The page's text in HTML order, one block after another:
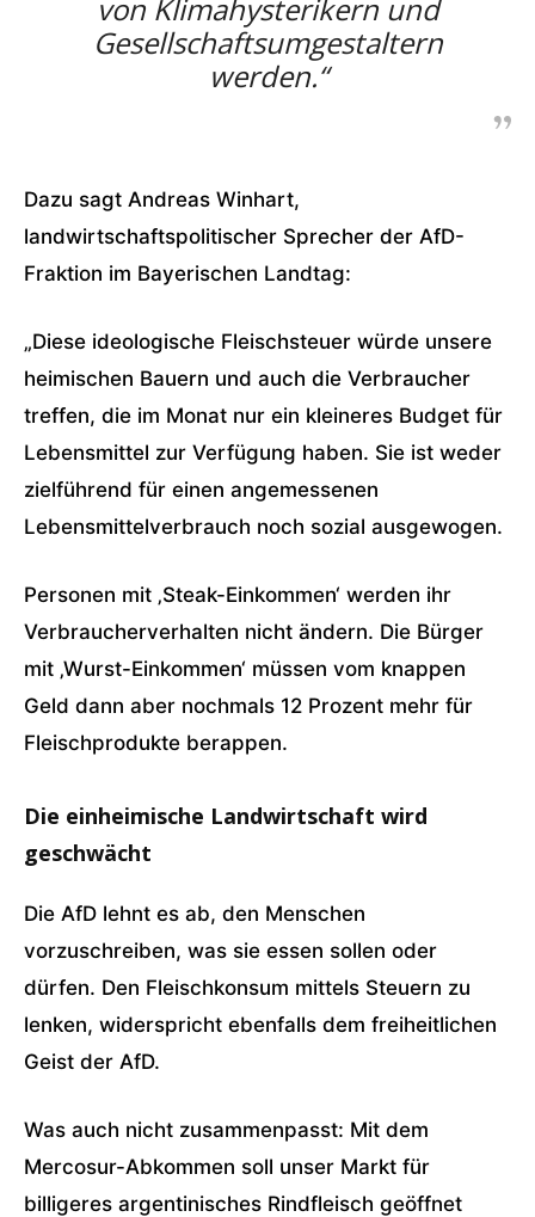
von Klimahysterikern und
Gesellschaftsumgestaltern
werden.“
Dazu sagt Andreas Winhart,
landwirtschaftspolitischer Sprecher der AfD-
Fraktion im Bayerischen Landtag:
„Diese ideologische Fleischsteuer würde unsere
heimischen Bauern und auch die Verbraucher
treffen, die im Monat nur ein kleineres Budget für
Lebensmittel zur Verfügung haben. Sie ist weder
zielführend für einen angemessenen
Lebensmittelverbrauch noch sozial ausgewogen.
Personen mit ‚Steak-Einkommen‘ werden ihr
Verbraucherverhalten nicht ändern. Die Bürger
mit ‚Wurst-Einkommen‘ müssen vom knappen
Geld dann aber nochmals 12 Prozent mehr für
Fleischprodukte berappen.
Die einheimische Landwirtschaft wird
geschwächt
Die AfD lehnt es ab, den Menschen
vorzuschreiben, was sie essen sollen oder
dürfen. Den Fleischkonsum mittels Steuern zu
lenken, widerspricht ebenfalls dem freiheitlichen
Geist der AfD.
Was auch nicht zusammenpasst: Mit dem
Mercosur-Abkommen soll unser Markt für
billigeres argentinisches Rindfleisch geöffnet